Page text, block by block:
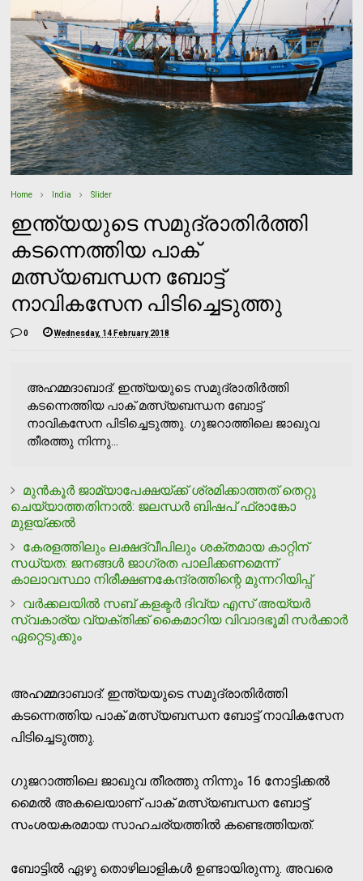
Home India Slider
ഇന്ത്യയുടെ സമുദ്രാതിര്‍ത്തി
കടന്നെത്തിയ പാക്
മത്സ്യബന്ധന ബോട്ട്
നാവികസേന പിടിച്ചെടുത്തു
0 Wednesday, 14 February 2018
അഹമ്മദാബാദ്: ഇന്ത്യയുടെ സമുദ്രാതിര്‍ത്തി
കടന്നെത്തിയ പാക് മത്സ്യബന്ധന ബോട്ട്
നാവികസേന പിടിച്ചെടുത്തു. ഗുജറാത്തിലെ ജാഖുവ
തീരത്തു നിന്നു...
മുന്‍കൂര്‍ ജാമ്യാപേക്ഷയ്ക്ക് ശ്രമിക്കാത്തത് തെറ്റു
ചെയ്യാത്തതിനാല്‍: ജലന്ധര്‍ ബിഷപ് ഫ്രാങ്കോ
മുളയ്ക്കല്‍
കേരളത്തിലും ലക്ഷദ്വീപിലും ശക്തമായ കാറ്റിന്
സധ്യത: ജനങ്ങള്‍ ജാഗ്രത പാലിക്കണമെന്ന്
കാലാവസ്ഥാ നിരീക്ഷണകേന്ദ്രത്തിന്റെ മുന്നറിയിപ്പ്
വര്‍ക്കലയില്‍ സബ് കളക്ടര്‍ ദിവ്യ എസ് അയ്യര്‍
സ്വകാര്യ വ്യക്തിക്ക് കൈമാറിയ വിവാദഭൂമി സര്‍ക്കാര്‍
ഏറ്റെടുക്കും
അഹമ്മദാബാദ്: ഇന്ത്യയുടെ സമുദ്രാതിര്‍ത്തി
കടന്നെത്തിയ പാക് മത്സ്യബന്ധന ബോട്ട് നാവികസേന
പിടിച്ചെടുത്തു.
ഗുജറാത്തിലെ ജാഖുവ തീരത്തു നിന്നും 16 നോട്ടിക്കല്‍
മൈല്‍ അകലെയാണ് പാക് മത്സ്യബന്ധന ബോട്ട്
സംശയകരമായ സാഹചര്യത്തില്‍ കണ്ടെത്തിയത്.
ബോട്ടില്‍ ഏഴു തൊഴിലാളികള്‍ ഉണ്ടായിരുന്നു. അവരെ